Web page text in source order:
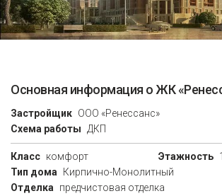
Основная информация о ЖК
Застройщик ООО «Ренессанс»
Схема работы
ДКП
Класс комфорт Этажность
Тип дома
Кирпично-Монолитный
Отделка
предчистовая отделка